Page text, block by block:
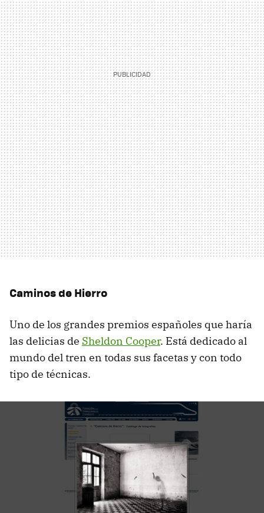
Caminos de Hierro
Uno de los grandes premios españoles que haría
las delicias de Sheldon Cooper. Está dedicado al
mundo del tren en todas sus facetas y con todo
tipo de técnicas.